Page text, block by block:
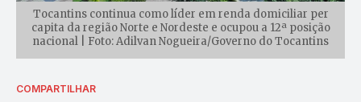
Tocantins continua como líder em renda domiciliar per
capita da região Norte e Nordeste e ocupou a 12ª posição
nacional | Foto: Adilvan Nogueira/Governo do Tocantins
COMPARTILHAR